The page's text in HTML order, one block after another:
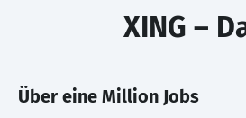
XING –
Über eine Million Jobs